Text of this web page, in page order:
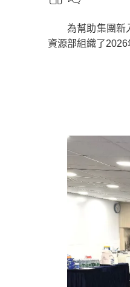
為幫助集團新
資源部組織了2026